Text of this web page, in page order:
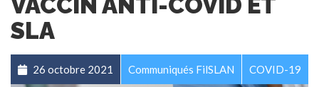
SLA
26 octobre 2021 Communiqués FilSLAN COVID-19